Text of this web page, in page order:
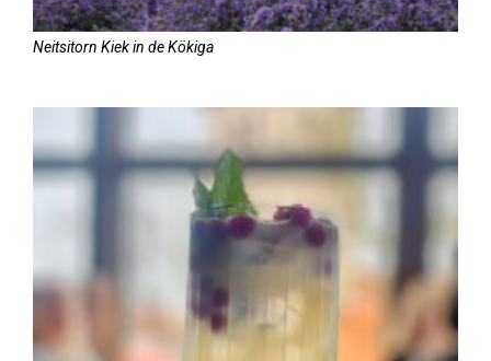
Neitsitorn Kiek in de Kökiga